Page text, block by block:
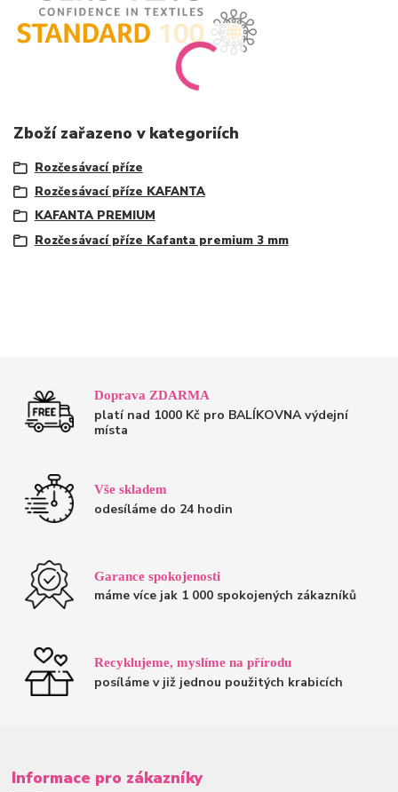
Zboží zařazeno v kategoriích
Rozčesávací příze
Rozčesávací příze KAFANTA
KAFANTA PREMIUM
Rozčesávací příze Kafanta premium 3 mm
Doprava ZDARMA
platí nad 1000 Kč pro BALÍKOVNA výdejní
místa
Vše skladem
odesíláme do 24 hodin
Garance spokojenosti
máme více jak 1 000 spokojených zákazníků
Recyklujeme, myslíme na přírodu
posíláme v již jednou použitých krabicích
Informace pro zákazníky